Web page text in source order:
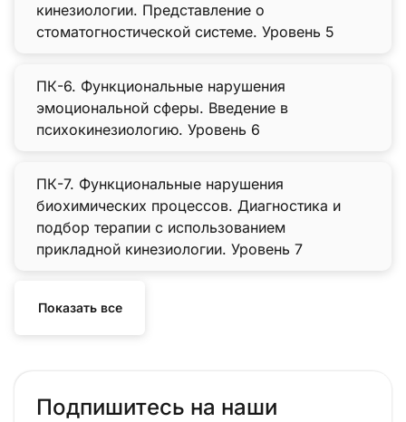
кинезиологии. Представление о
стоматогностической системе. Уровень 5
ПК-6. Функциональные нарушения
эмоциональной сферы. Введение в
психокинезиологию. Уровень 6
ПК-7. Функциональные нарушения
биохимических процессов. Диагностика и
подбор терапии с использованием
прикладной кинезиологии. Уровень 7
Показать все
Подпишитесь на наши